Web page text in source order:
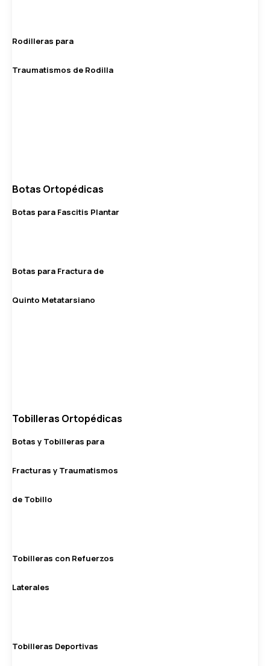
Rodilleras para
Traumatismos de Rodilla
Botas Ortopédicas
Botas para Fascitis Plantar
Botas para Fractura de
Quinto Metatarsiano
Tobilleras Ortopédicas
Botas y Tobilleras para
Fracturas y Traumatismos
de Tobillo
Tobilleras con Refuerzos
Laterales
Tobilleras Deportivas